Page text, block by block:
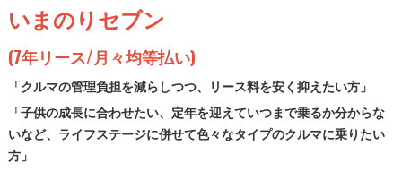
いまのりセブン
(7年リース/月々均等払い)
「クルマの管理負担を減らしつつ、リース料を安く抑えたい方」
「子供の成長に合わせたい、定年を迎えていつまで乗るか分からな
いなど、ライフステージに併せて色々なタイプのクルマに乗りたい
方」